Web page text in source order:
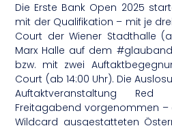
Die Erste Bank Open 2025
mit der Qualifikation – mit je
Court der Wiener Stadthalle
Marx Halle auf dem
bzw. mit zwei
Court (ab 14:00 Uhr). Die
Auftaktveranstaltung
Freitagabend vorgenommen –
Wildcard ausgestatteten